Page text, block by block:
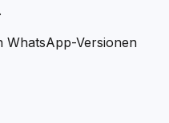
.
WhatsApp-Versionen